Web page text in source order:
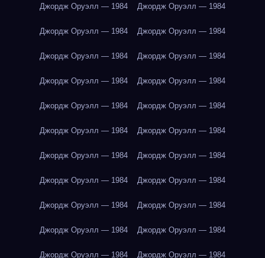
Джордж Оруэлл — 1984 Джордж Оруэлл — 1984
Джордж Оруэлл — 1984 Джордж Оруэлл — 1984
Джордж Оруэлл — 1984 Джордж Оруэлл — 1984
Джордж Оруэлл — 1984 Джордж Оруэлл — 1984
Джордж Оруэлл — 1984 Джордж Оруэлл — 1984
Джордж Оруэлл — 1984 Джордж Оруэлл — 1984
Джордж Оруэлл — 1984 Джордж Оруэлл — 1984
Джордж Оруэлл — 1984 Джордж Оруэлл — 1984
Джордж Оруэлл — 1984 Джордж Оруэлл — 1984
Джордж Оруэлл — 1984 Джордж Оруэлл — 1984
Джордж Оруэлл — 1984 Джордж Оруэлл — 1984